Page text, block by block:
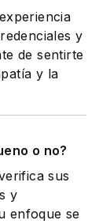
y
de sentirte
y la
o no?
sus
y
enfoque se